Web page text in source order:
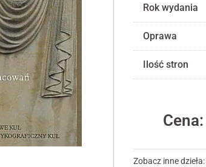
Rok wydania
Oprawa
Ilość stron
Cena:
Zobacz inne dzieła: